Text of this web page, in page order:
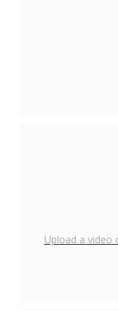
Upload a video